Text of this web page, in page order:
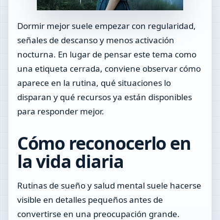
Dormir mejor suele empezar con regularidad,
señales de descanso y menos activación
nocturna. En lugar de pensar este tema como
una etiqueta cerrada, conviene observar cómo
aparece en la rutina, qué situaciones lo
disparan y qué recursos ya están disponibles
para responder mejor.
Cómo reconocerlo en
la vida diaria
Rutinas de sueño y salud mental suele hacerse
visible en detalles pequeños antes de
convertirse en una preocupación grande.